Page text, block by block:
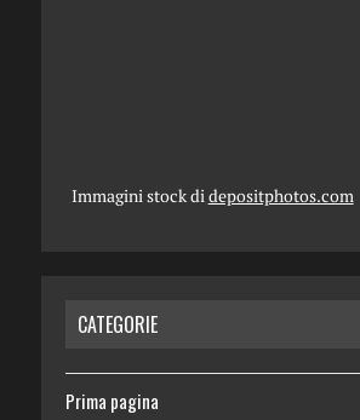
Immagini stock didepositphotos.com
CATEGORIE
Prima pagina